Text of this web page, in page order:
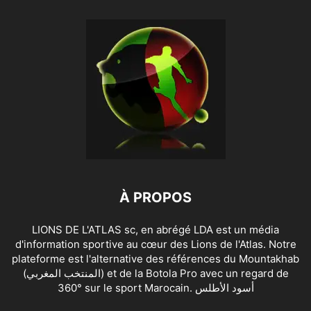
À PROPOS
LIONS DE L'ATLAS sc, en abrégé LDA est un média
d'information sportive au cœur des Lions de l'Atlas. Notre
plateforme est l'alternative des références du Mountakhab
(المنتخب المغربي) et de la Botola Pro avec un regard de
360° sur le sport Marocain. أسود الأطلس